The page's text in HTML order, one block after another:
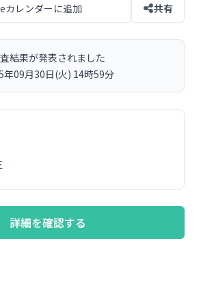
カレンダーに追加 共有
結果が発表されました
年09月30日(火) 14時59分
詳細を確認する